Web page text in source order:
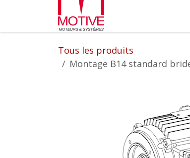
Se rendre au contenu
Tous les produits
Montage B14 standard